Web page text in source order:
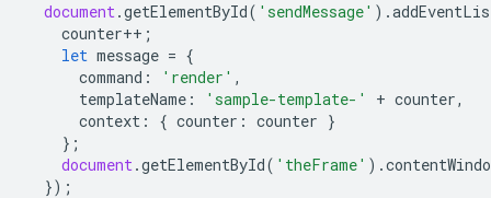
document.getElementById( 'sendMessage' ).
counter++ ;
let message = {
command : 'render' ,
templateName : 'sample-template-' + counter,
context : { counter : counter }
};
document.getElementById( 'theFrame' ).
});